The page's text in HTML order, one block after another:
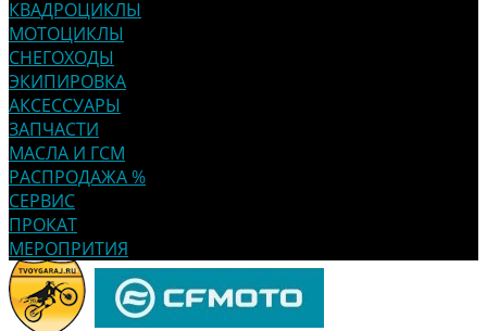
КВАДРОЦИКЛЫ
МОТОЦИКЛЫ
СНЕГОХОДЫ
ЭКИПИРОВКА
АКСЕССУАРЫ
ЗАПЧАСТИ
МАСЛА И ГСМ
РАСПРОДАЖА %
СЕРВИС
ПРОКАТ
МЕРОПРИТИЯ